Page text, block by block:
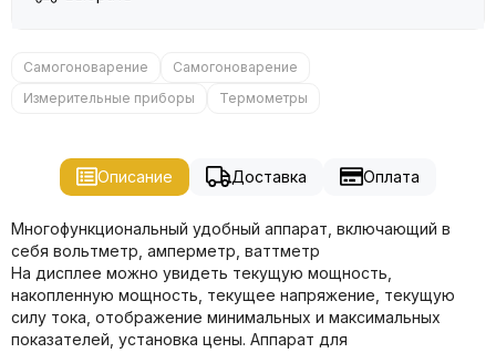
Самогоноварение
Самогоноварение
Измерительные приборы
Термометры
Описание Доставка Оплата
Многофункциональный удобный аппарат, включающий в
себя вольтметр, амперметр, ваттметр
На дисплее можно увидеть текущую мощность,
накопленную мощность, текущее напряжение, текущую
силу тока, отображение минимальных и максимальных
показателей, установка цены. Аппарат для